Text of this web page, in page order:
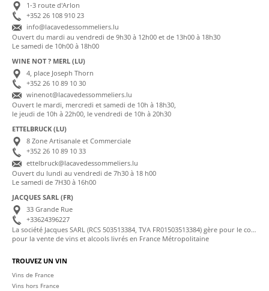
1-3 route d'Arlon
+352 26 108 910 23
info@lacavedessommeliers.lu
Ouvert du mardi au vendredi de 9h30 à 12h00 et de 13h00 à 18h30
Le samedi de 10h00 à 18h00
WINE NOT ? MERL (LU)
4, place Joseph Thorn
+352 26 10 89 10 30
winenot@lacavedessommeliers.lu
Ouvert le mardi, mercredi et samedi de 10h à 18h30,
le jeudi de 10h à 22h00, le vendredi de 10h à 20h30
ETTELBRUCK (LU)
8 Zone Artisanale et Commerciale
+352 26 10 89 10 33
ettelbruck@lacavedessommeliers.lu
Ouvert du lundi au vendredi de 7h30 à 18 h00
Le samedi de 7H30 à 16h00
JACQUES SARL (FR)
33 Grande Rue
+33624396227
La société Jacques SARL (RCS 503513384, TVA FR01503513384) gère pour le compte de La Cave des Sommeliers les transactions bancaires et la facturation
pour la vente de vins et alcools livrés en France Métropolitaine
TROUVEZ UN VIN
Vins de France
Vins hors France